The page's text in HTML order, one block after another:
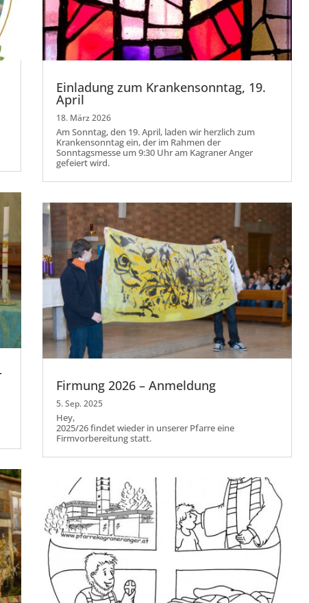
Einladung zum Krankensonntag, 19.
April
18. März 2026
Am Sonntag, den 19. April, laden wir herzlich zum
Krankensonntag ein, der im Rahmen der
Sonntagsmesse um 9:30 Uhr am Kagraner Anger
gefeiert wird.
Firmung 2026 – Anmeldung
5. Sep. 2025
Hey,
2025/26 findet wieder in unserer Pfarre eine
Firmvorbereitung statt.